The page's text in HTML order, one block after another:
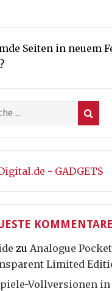
Seiten in neuem
- GADGETS
KOMMENTARE
zu Analogue
Limited
Vollversionen in